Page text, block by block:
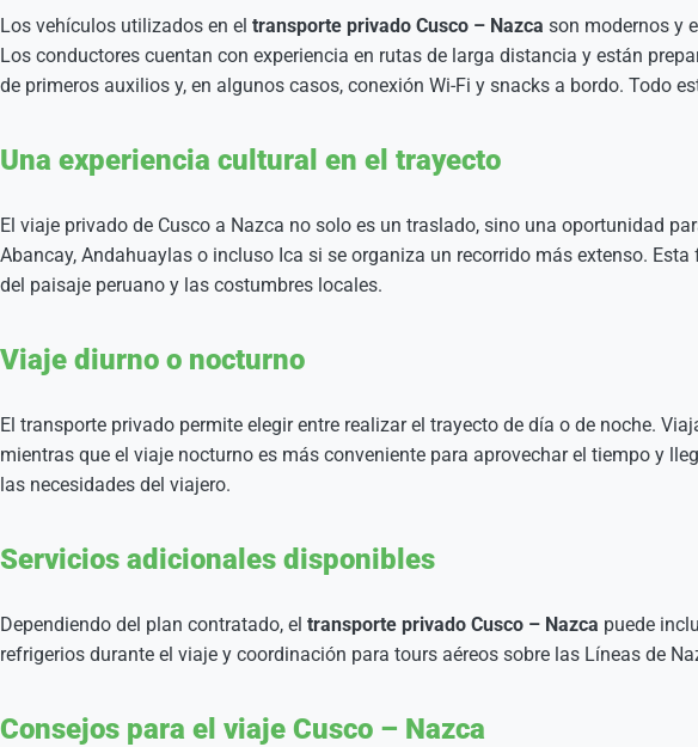
Los vehículos utilizados en el transporte privado Cusco – Nazca son modernos y
Los conductores cuentan con experiencia en rutas de larga distancia y están
de primeros auxilios y, en algunos casos, conexión Wi-Fi y snacks a bordo. Todo
Una experiencia cultural en el trayecto
El viaje privado de Cusco a Nazca no solo es un traslado, sino una oportunidad
Abancay, Andahuaylas o incluso Ica si se organiza un recorrido más extenso.
del paisaje peruano y las costumbres locales.
Viaje diurno o nocturno
El transporte privado permite elegir entre realizar el trayecto de día o de noche.
mientras que el viaje nocturno es más conveniente para aprovechar el tiempo y
las necesidades del viajero.
Servicios adicionales disponibles
Dependiendo del plan contratado, el transporte privado Cusco – Nazca puede
refrigerios durante el viaje y coordinación para tours aéreos sobre las Líneas de
Consejos para el viaje Cusco – Nazca